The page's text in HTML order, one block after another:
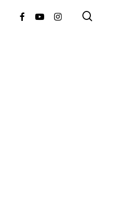
FacebookYoutubeInstagram